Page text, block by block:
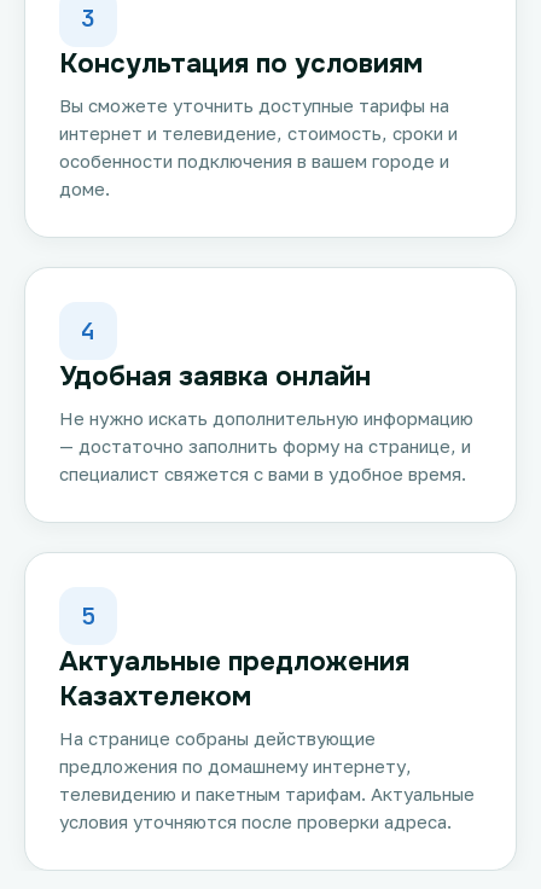
3
Консультация по условиям
Вы сможете уточнить доступные тарифы на
интернет и телевидение, стоимость, сроки и
особенности подключения в вашем городе и
доме.
4
Удобная заявка онлайн
Не нужно искать дополнительную информацию
— достаточно заполнить форму на странице, и
специалист свяжется с вами в удобное время.
5
Актуальные предложения
Казахтелеком
На странице собраны действующие
предложения по домашнему интернету,
телевидению и пакетным тарифам. Актуальные
условия уточняются после проверки адреса.